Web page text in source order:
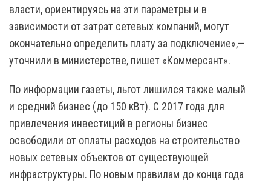
власти, ориентируясь на эти параметры и в
зависимости от затрат сетевых компаний, могут
окончательно определить плату за подключение»,—
уточнили в министерстве, пишет «Коммерсант».
По информации газеты, льгот лишился также малый
и средний бизнес (до 150 кВт). С 2017 года для
привлечения инвестиций в регионы бизнес
освободили от оплаты расходов на строительство
новых сетевых объектов от существующей
инфраструктуры. По новым правилам до конца года